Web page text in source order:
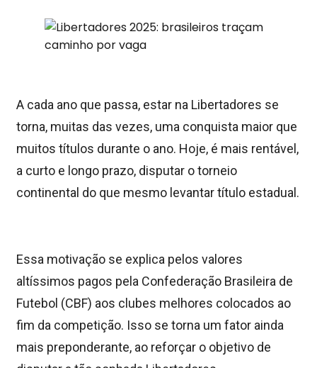
A cada ano que passa, estar na Libertadores se
torna, muitas das vezes, uma conquista maior que
muitos títulos durante o ano. Hoje, é mais rentável,
a curto e longo prazo, disputar o torneio
continental do que mesmo levantar título estadual.
Essa motivação se explica pelos valores
altíssimos pagos pela Confederação Brasileira de
Futebol (CBF) aos clubes melhores colocados ao
fim da competição. Isso se torna um fator ainda
mais preponderante, ao reforçar o objetivo de